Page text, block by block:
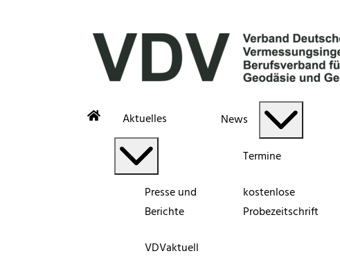
Aktuelles
Presse und
Berichte
VDVaktuell
News
Termine
kostenlose
Probezeitschrift